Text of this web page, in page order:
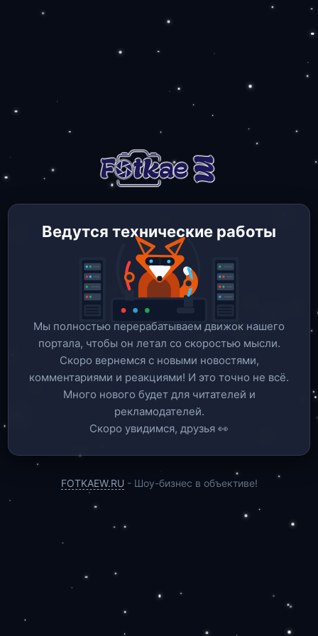
Ведутся технические работы
Мы полностью перерабатываем движок нашего
портала, чтобы он летал со скоростью мысли.
Скоро вернемся c новыми новостями,
комментариями и реакциями! И это точно не всё.
Много нового будет для читателей и
рекламодателей.
Скоро увидимся, друзья 👀
FOTKAEW.RU - Шоу-бизнес в объективе!